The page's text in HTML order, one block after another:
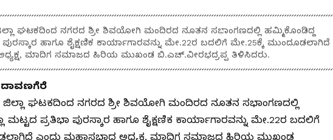
ಘಟಕದಿಂದ ನಗರದ ಶ್ರೀ ಶಿವಯೋಗಿ ಮಂದಿರದ ನೂತನ ಸಭಾಂಗಣದಲ್ಲಿ ಹಮ್ಮಿಕೊಂಡಿದ್ದ
ಹಾಗೂ ಶೈಕ್ಷಣಿಕ ಕಾರ್ಯಾಗಾರವನ್ನು ಮೇ.22ರ ಬದಲಿಗೆ ಮೇ.25ಕ್ಕೆ ಮುಂದೂಡಲಾಗಿದೆ
ಮಾದಿಗ ಸಮಾಜದ ಹಿರಿಯ ಮುಖಂಡ ಬಿ.ಎಚ್.ವೀರಭದ್ರಪ್ಪ ತಿಳಿಸಿದರು.
ದಾವಣಗೆರೆ
ಘಟಕದಿಂದ ನಗರದ ಶ್ರೀ ಶಿವಯೋಗಿ ಮಂದಿರದ ನೂತನ ಸಭಾಂಗಣದಲ್ಲಿ
ಮಟ್ಟದ ಪ್ರತಿಭಾ ಪುರಸ್ಕಾರ ಹಾಗೂ ಶೈಕ್ಷಣಿಕ ಕಾರ್ಯಾಗಾರವನ್ನು ಮೇ.22ರ ಬದಲಿಗೆ
ಎಂದು ಮಹಾಸಭಾದ ಅಧ್ಯಕ್ಷ, ಮಾದಿಗ ಸಮಾಜದ ಹಿರಿಯ ಮುಖಂಡ